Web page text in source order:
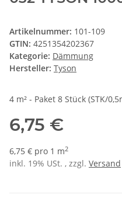
Artikelnummer: 101-109
GTIN: 4251354202367
Kategorie: Dämmung
Hersteller: Tyson
4 m² - Paket 8 Stück (STK/
6,75 €
6,75 € pro 1 m2
inkl. 19% USt. , zzgl. Versand